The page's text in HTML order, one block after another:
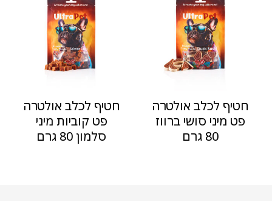
חטיף לכלב אולטרה
פט מיני סושי ברווז
80 גרם
חטיף לכלב אולטרה
פט קוביות מיני
סלמון 80 גרם